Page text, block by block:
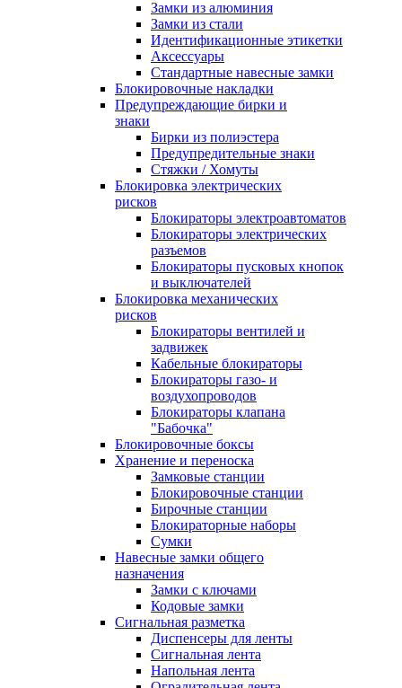
Замки из алюминия
Замки из стали
Идентификационные этикетки
Аксессуары
Стандартные навесные замки
Блокировочные накладки
Предупреждающие бирки и
знаки
Бирки из полиэстера
Предупредительные знаки
Стяжки / Хомуты
Блокировка электрических
рисков
Блокираторы электроавтоматов
Блокираторы электрических
разъемов
Блокираторы пусковых кнопок
и выключателей
Блокировка механических
рисков
Блокираторы вентилей и
задвижек
Кабельные блокираторы
Блокираторы газо- и
воздухопроводов
Блокираторы клапана
"Бабочка"
Блокировочные боксы
Хранение и переноска
Замковые станции
Блокировочные станции
Бирочные станции
Блокираторные наборы
Сумки
Навесные замки общего
назначения
Замки с ключами
Кодовые замки
Сигнальная разметка
Диспенсеры для ленты
Сигнальная лента
Напольная лента